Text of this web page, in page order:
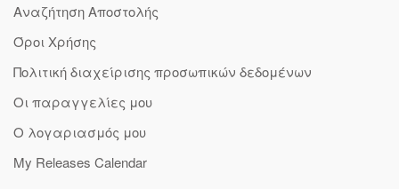
Αναζήτηση Αποστολής
Όροι Χρήσης
Πολιτική διαχείρισης προσωπικών δεδομένων
Οι παραγγελίες μου
Ο λογαριασμός μου
My Releases Calendar